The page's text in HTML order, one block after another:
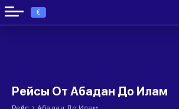
€
Рейсы От Абадан До Илам
Рейс Абадан До Илам